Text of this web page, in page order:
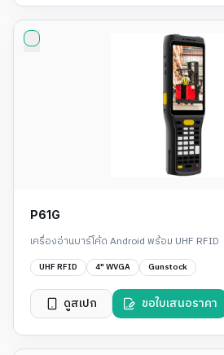
P61G
เครื่องอ่านบาร์โค้ด Android พร้อม UHF RFID
UHF RFID 4" WVGA Gunstock
ดูสเปก ขอใบเสนอราคา